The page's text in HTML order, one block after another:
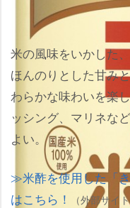
米の風味をいかした
ほんのりとした甘み
わらかな味わいを楽
ッシング、マリネな
よい。
米酢を使用した「き
はこちら！
（外部サイ